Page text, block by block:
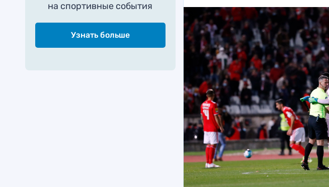
на спортивные события
Узнать больше